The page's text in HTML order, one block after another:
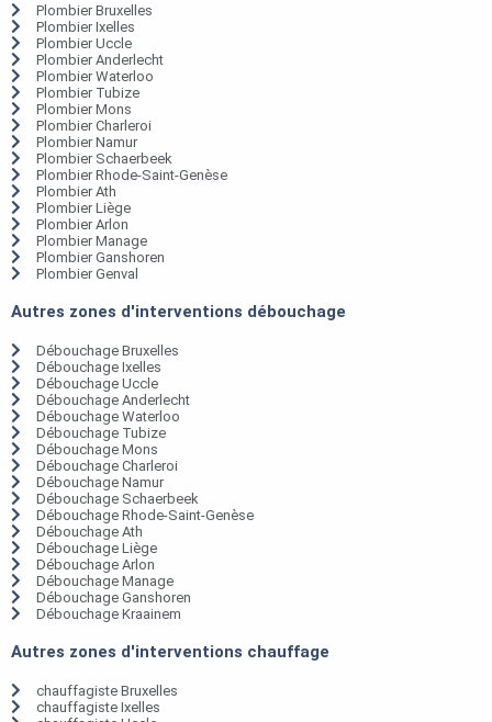
Plombier Bruxelles
Plombier Ixelles
Plombier Uccle
Plombier Anderlecht
Plombier Waterloo
Plombier Tubize
Plombier Mons
Plombier Charleroi
Plombier Namur
Plombier Schaerbeek
Plombier Rhode-Saint-Genèse
Plombier Ath
Plombier Liège
Plombier Arlon
Plombier Manage
Plombier Ganshoren
Plombier Genval
Autres zones d'interventions débouchage
Débouchage Bruxelles
Débouchage Ixelles
Débouchage Uccle
Débouchage Anderlecht
Débouchage Waterloo
Débouchage Tubize
Débouchage Mons
Débouchage Charleroi
Débouchage Namur
Débouchage Schaerbeek
Débouchage Rhode-Saint-Genèse
Débouchage Ath
Débouchage Liège
Débouchage Arlon
Débouchage Manage
Débouchage Ganshoren
Débouchage Kraainem
Autres zones d'interventions chauffage
chauffagiste Bruxelles
chauffagiste Ixelles